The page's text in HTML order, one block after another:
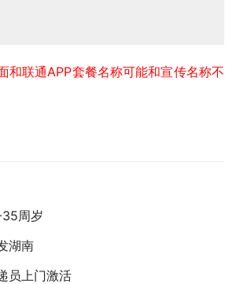
和联通APP套餐名称可能和宣传名称不
周岁
湖南
员上门激活